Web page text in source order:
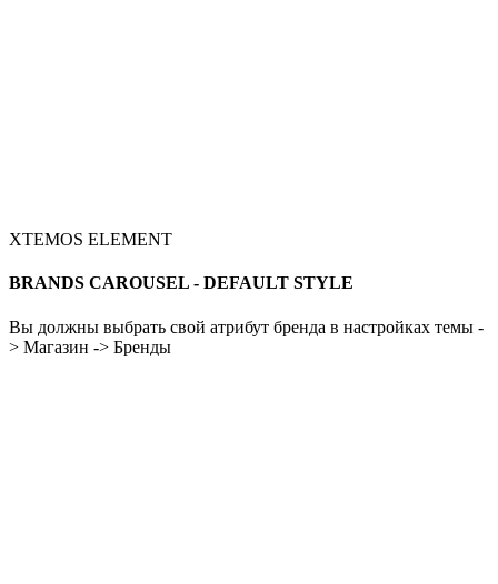
XTEMOS ELEMENT
BRANDS CAROUSEL - DEFAULT STYLE
Вы должны выбрать свой атрибут бренда в настройках темы -
> Магазин -> Бренды